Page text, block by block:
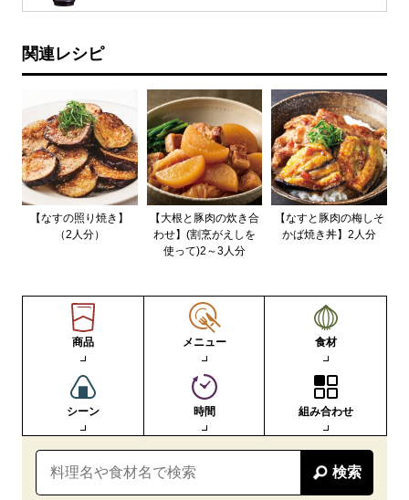
関連レシピ
【なすの照り焼き】
（2人分）
【大根と豚肉の炊き合
わせ】(割烹がえしを
使って)2～3人分
【なすと豚肉の梅しそ
かば焼き丼】2人分
商品 メニュー 食材
シーン 時間 組み合わせ
検索